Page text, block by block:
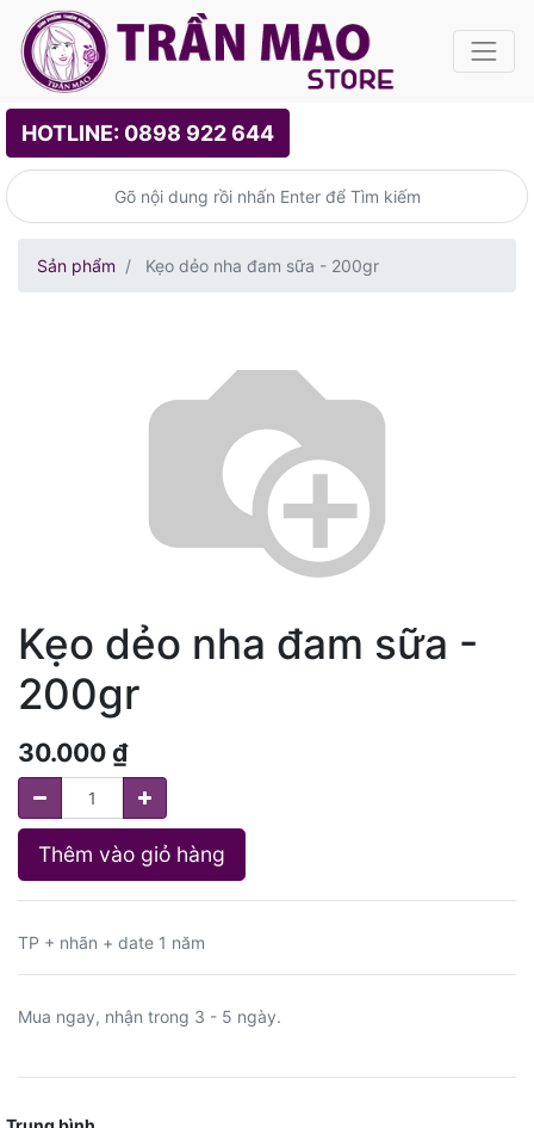
HOTLINE: 0898 922 644
Sản phẩm Kẹo dẻo nha đam sữa - 200gr
Kẹo dẻo nha đam sữa -
200gr
30.000 ₫
Thêm vào giỏ hàng
TP + nhãn + date 1 năm
Mua ngay, nhận trong 3 - 5 ngày.